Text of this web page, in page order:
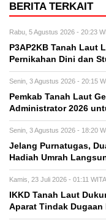
BERITA TERKAIT
Rabu, 5 Agustus 2026 - 20:23
P3AP2KB Tanah Laut
Pernikahan Dini dan
Senin, 3 Agustus 2026 - 20:15
Pemkab Tanah Laut
Administrator 2026
Senin, 3 Agustus 2026 - 18:20
Jelang Purnatugas,
Hadiah Umrah
Kamis, 23 Juli 2026 - 01:11 WITA
IKKD Tanah Laut
Aparat Tindak